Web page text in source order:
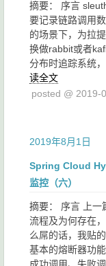
摘要： 序言
要记录链路调用
的场景下，为拉
换做rabbit或者
分布时追踪系统
读全文
posted @ 2019-
2019年8月1日
Spring Cloud
监控（六）
摘要： 序言 上一
流程及为何存在
么屌的话，我贴
基本的熔断器功